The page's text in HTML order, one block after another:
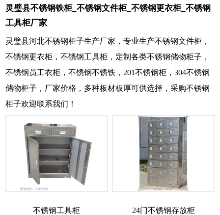
灵璧县不锈钢铁柜_不锈钢文件柜_不锈钢更衣柜_不锈钢
工具柜厂家
灵璧县河北不锈钢柜子生产厂家，专业生产不锈钢文件柜，
不锈钢更衣柜，不锈钢工具柜，定制各类不锈钢储物柜子，
不锈钢员工衣柜，不锈钢不锈铁，201不锈钢柜，304不锈钢
储物柜子，厂家价格，多种板材板厚可供选择，采购不锈钢
柜子欢迎联系我们！
不锈钢工具柜 24门不锈钢存放柜